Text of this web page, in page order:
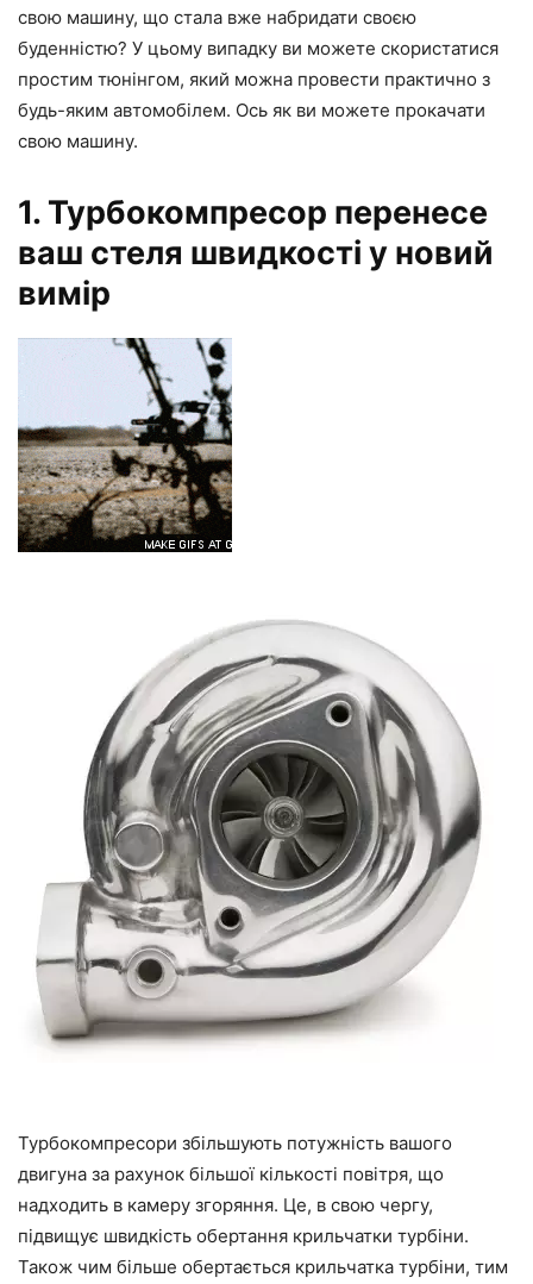
свою машину, що стала вже набридати своєю
буденністю? У цьому випадку ви можете скористатися
простим тюнінгом, який можна провести практично з
будь-яким автомобілем. Ось як ви можете прокачати
свою машину.
1. Турбокомпресор перенесе
ваш стеля швидкості у новий
вимір
Турбокомпресори збільшують потужність вашого
двигуна за рахунок більшої кількості повітря, що
надходить в камеру згоряння. Це, в свою чергу,
підвищує швидкість обертання крильчатки турбіни.
Також чим більше обертається крильчатка турбіни, тим